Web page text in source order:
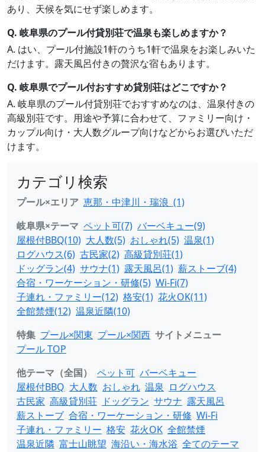
あり、天候を気にせず楽しめます。
Q. 岐阜県のプール付貸別荘で温泉も楽しめますか？
A. はい、プール付施設1軒のうち1軒で温泉をお楽しみいた
だけます。露天風呂付きの贅沢な宿もあります。
Q. 岐阜県でプール付おすすめ貸別荘はどこですか？
A. 岐阜県のプール付貸別荘でおすすめなのは、温泉付きの
高級別荘です。用途や予算に合わせて、ファミリー向け・
カップル向け・大人数グループ向けなどからお選びいただ
けます。
カテゴリ検索
プール×エリア 恵那・中津川・瑞浪 (1)
岐阜県×テーマ ペット可(7) バーベキュー(9)
屋根付BBQ(10) 大人数(5) おしゃれ(5) 温泉(1)
ログハウス(6) 古民家(2) 高級貸別荘(1)
ドッグラン(4) サウナ(1) 露天風呂(1) 薪ストーブ(4)
合宿・ワーケーション・研修(5) Wi-Fi(7)
子連れ・ファミリー(12) 格安(1) 花火OK(11)
全館禁煙(12) 温泉近隣(10)
特集 プール×関東 プール×関西 サイトメニュー
プール TOP
他テーマ（全国）
ペット可 バーベキュー
屋根付BBQ 大人数 おしゃれ 温泉 ログハウス
古民家 高級貸別荘 ドッグラン サウナ 露天風呂
薪ストーブ 合宿・ワーケーション・研修 Wi-Fi
子連れ・ファミリー 格安 花火OK 全館禁煙
温泉近隣 富士山眺望 海沿い・海水浴 全てのテーマ